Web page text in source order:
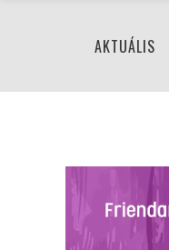
AKTUÁLIS